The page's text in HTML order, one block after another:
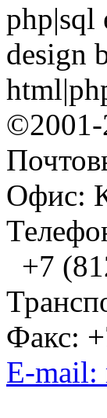
php|sql
design
Офис:
+7
Факс:
E-mail: